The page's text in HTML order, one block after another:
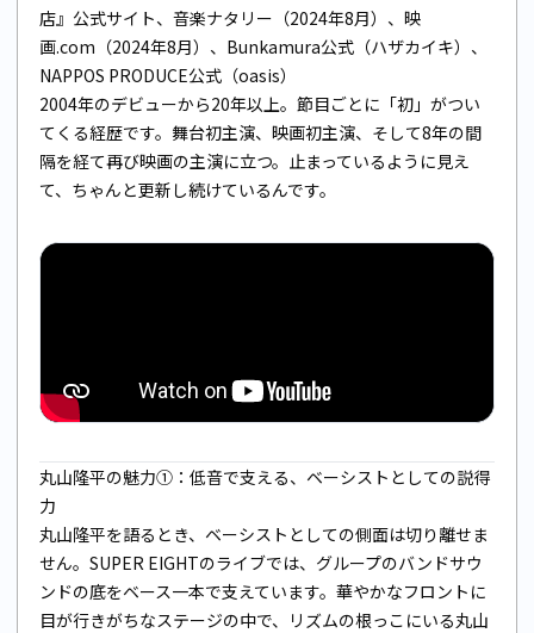
店』公式サイト、 音楽ナタリー（2024年8月） 、 映
画.com（2024年8月） 、 Bunkamura公式（ハザカイキ） 、
NAPPOS PRODUCE公式（oasis）
2004年のデビューから20年以上。節目ごとに「初」がつい
てくる経歴です。舞台初主演、映画初主演、そして8年の間
隔を経て再び映画の主演に立つ。止まっているように見え
て、ちゃんと更新し続けているんです。
丸山隆平の魅力①：低音で支える、ベーシストとしての説得
力
丸山隆平を語るとき、ベーシストとしての側面は切り離せま
せん。SUPER EIGHTのライブでは、グループのバンドサウ
ンドの底をベース一本で支えています。華やかなフロントに
目が行きがちなステージの中で、リズムの根っこにいる丸山